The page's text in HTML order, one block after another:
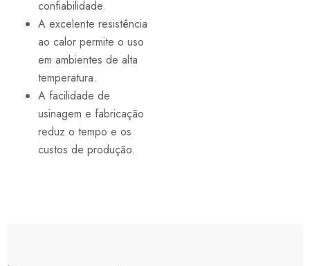
confiabilidade.
A excelente resistência
ao calor permite o uso
em ambientes de alta
temperatura.
A facilidade de
usinagem e fabricação
reduz o tempo e os
custos de produção.